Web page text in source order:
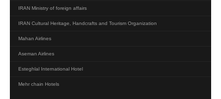
IRAN Ministry of foreign affairs
IRAN Cultural Heritage, Handcrafts and Tourism Organization
Mahan Airlines
Aseman Airlines
Esteghlal International Hotel
Mehr chain Hotels